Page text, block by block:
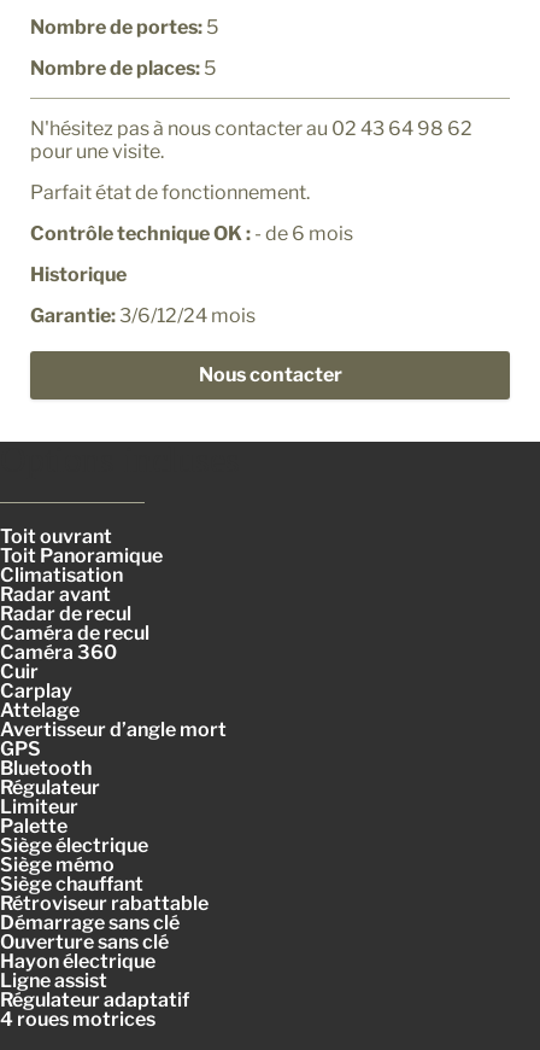
Nombre de portes: 5
Nombre de places: 5
N'hésitez pas à nous contacter au 02 43 64 98 62
pour une visite.
Parfait état de fonctionnement.
Contrôle technique OK : - de 6 mois
Historique
Garantie:3/6/12/24 mois
Nous contacter
Toit ouvrant
Toit Panoramique
Climatisation
Radar avant
Radar de recul
Caméra de recul
Caméra 360
Cuir
Carplay
Attelage
Avertisseur d’angle mort
GPS
Bluetooth
Régulateur
Limiteur
Palette
Siège électrique
Siège mémo
Siège chauffant
Rétroviseur rabattable
Démarrage sans clé
Ouverture sans clé
Hayon électrique
Ligne assist
Régulateur adaptatif
4 roues motrices